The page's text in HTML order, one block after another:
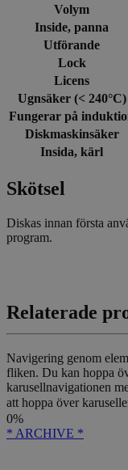
Volym
Inside, panna
Utförande
Lock
Licens
Ugnsäker (< 240°C)
Fungerar på
Diskmaskinsäker
Insida, kärl
Skötsel
Diskas innan första
program.
Relaterade
Navigering genom
fliken. Du kan hoppa
karusellnavigationen
att hoppa över
0%
* ARCHIVE *